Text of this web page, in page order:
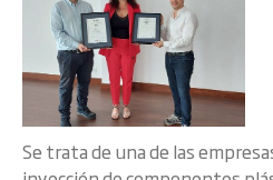
Se trata de una de las